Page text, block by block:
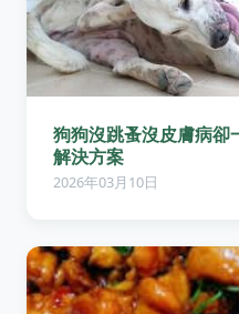
狗狗沒跳蚤沒皮膚病卻
解決方案
2026年03月10日